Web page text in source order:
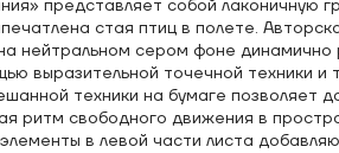
представляет собой лаконичную
стая птиц в полете.
нейтральном сером фоне динамично
выразительной точечной техники и
техники на бумаге позволяет
ритм свободного движения в
в левой части листа